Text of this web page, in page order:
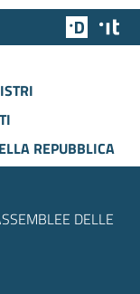
Team
REPUBBLICA
DELLE